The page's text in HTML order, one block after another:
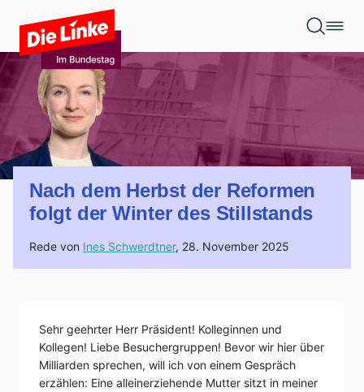
Zum Hauptinhalt springen
Nach dem Herbst der Reformen
folgt der Winter des Stillstands
Rede von Ines Schwerdtner, 28. November 2025
Sehr geehrter Herr Präsident! Kolleginnen und
Kollegen! Liebe Besuchergruppen! Bevor wir hier über
Milliarden sprechen, will ich von einem Gespräch
erzählen: Eine alleinerziehende Mutter sitzt in meiner